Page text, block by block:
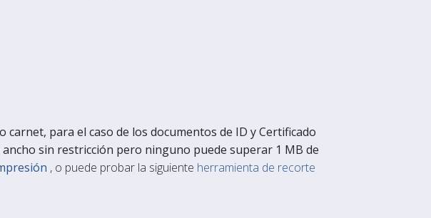
carnet, para el caso de los documentos de ID y Certificado
sin restricción pero ninguno puede superar 1 MB de
, o puede probar la siguiente herramienta de recorte